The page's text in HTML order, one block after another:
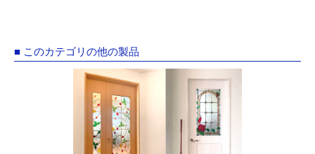
■ このカテゴリの他の製品